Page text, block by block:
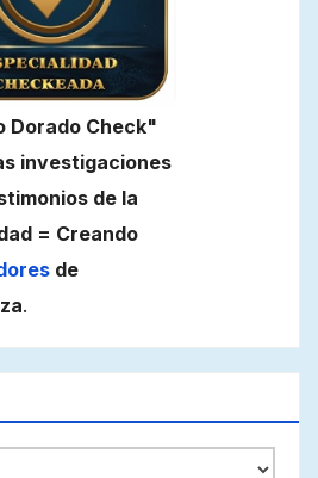
Dorado Check"
investigaciones
de la
= Creando
de
.